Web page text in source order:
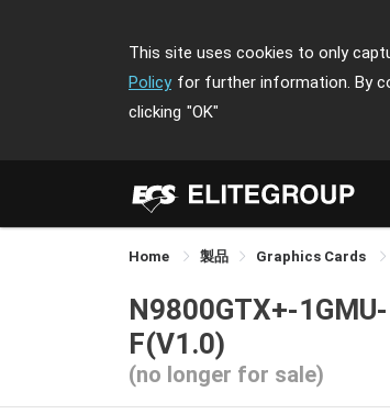
This site uses cookies to only
Policy for further information. By
clicking "OK"
Home 製品 Graphics Cards
N9800GTX+-1GMU-
F(V1.0)
(no longer for sale)